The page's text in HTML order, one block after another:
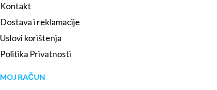
Kontakt
Dostava i reklamacije
Uslovi korištenja
Politika Privatnosti
MOJ RAČUN